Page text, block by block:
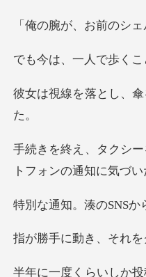
、お前のシ
歩くこ
し、
。湊のSN
き、それを